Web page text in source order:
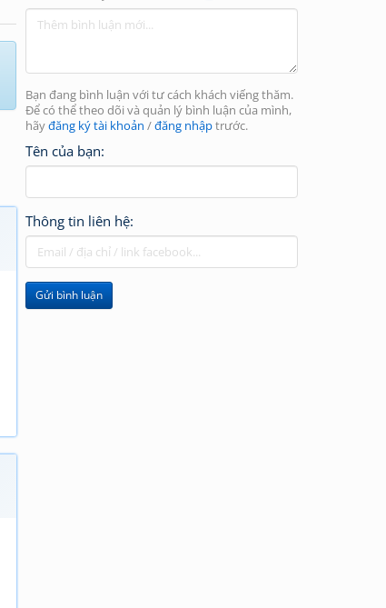
Bạn đang bình luận với tư cách khách viếng thăm.
Để có thể theo dõi và quản lý bình luận của mình,
hãyđăng ký tài khoản /đăng nhậptrước.
Tên của bạn:
Thông tin liên hệ:
Gửi bình luận